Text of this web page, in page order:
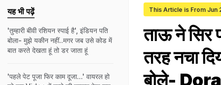
This Article is From Jun
ताऊ ने सिर
तरह नचा
बोले-
यह भी पढ़ें
'तुम्हारी बीवी रशियन स्पाई है', इंडियन पति
बोला- मुझे यकीन नहीं..मगर जब उसे कोड में
बात करते देखता हूं तो डर जाता हूं
'पहले पेट पूजा फिर काम दूजा...' वायरल हो